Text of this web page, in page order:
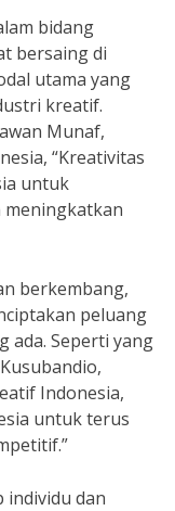
bidang
bersaing di
utama yang
kreatif.
Munaf,
“Kreativitas
untuk
meningkatkan
berkembang,
peluang
ada. Seperti yang
Indonesia,
untuk terus
individu dan